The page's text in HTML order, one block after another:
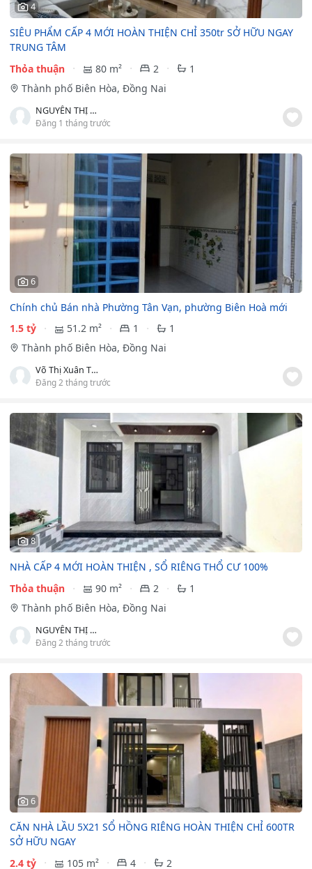
4
SIÊU PHẨM CẤP 4 MỚI HOÀN THIỆN CHỈ 350tr SỞ HỮU NGAY
TRUNG TÂM
Thỏa thuận
80 m² 2
1
Thành phố Biên Hòa, Đồng Nai
NGUYỄN THỊ MỸ DUYÊN
Đăng 1 tháng trước
6
Chính chủ Bán nhà Phường Tân Vạn, phường Biên Hoà mới
1.5 tỷ
51.2 m² 1
1
Thành phố Biên Hòa, Đồng Nai
Võ Thị Xuân Thoa
Đăng 2 tháng trước
8
NHÀ CẤP 4 MỚI HOÀN THIỆN , SỔ RIÊNG THỔ CƯ 100%
Thỏa thuận
90 m² 2
1
Thành phố Biên Hòa, Đồng Nai
NGUYỄN THỊ MỸ DUYÊN
Đăng 2 tháng trước
6
CĂN NHÀ LẦU 5X21 SỔ HỒNG RIÊNG HOÀN THIỆN CHỈ 600TR
SỞ HỮU NGAY
2.4 tỷ
105 m² 4 2